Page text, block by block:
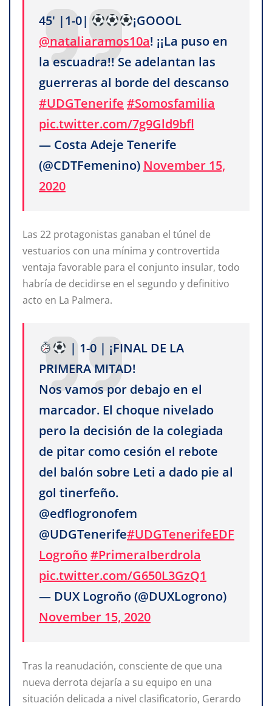
45' |1-0|
¡GOOOL
@nataliaramos10a! ¡¡La puso en
la escuadra!! Se adelantan las
guerreras al borde del descanso
#UDGTenerife #Somosfamilia
pic.twitter.com/7g9Gld9bfl
— Costa Adeje Tenerife
(@CDTFemenino) November 15,
2020
Las 22 protagonistas ganaban el túnel de
vestuarios con una mínima y controvertida
ventaja favorable para el conjunto insular, todo
habría de decidirse en el segundo y definitivo
acto en La Palmera.
| 1-0 | ¡FINAL DE LA
PRIMERA MITAD!
Nos vamos por debajo en el
marcador. El choque nivelado
pero la decisión de la colegiada
de pitar como cesión el rebote
del balón sobre Leti a dado pie al
gol tinerfeño.
@edflogronofem
@UDGTenerife#UDGTenerifeEDF
Logroño#PrimeraIberdrola
pic.twitter.com/G650L3GzQ1
— DUX Logroño (@DUXLogrono)
November 15, 2020
Tras la reanudación, consciente de que una
nueva derrota dejaría a su equipo en una
situación delicada a nivel clasificatorio, Gerardo